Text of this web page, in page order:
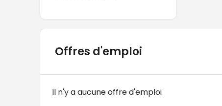
Offres d'emploi
Il n'y a aucune offre d'emploi